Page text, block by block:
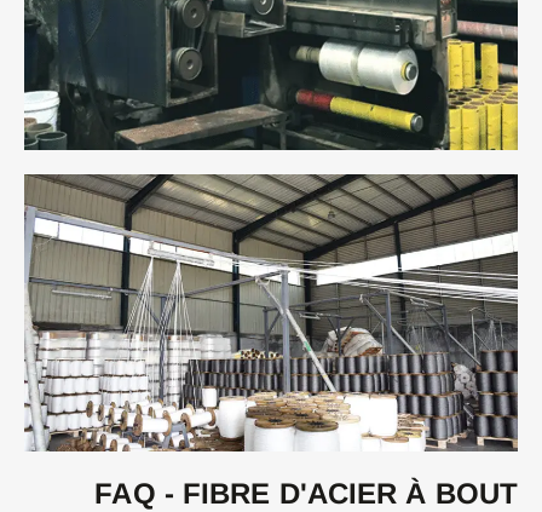
FAQ - FIBRE D'ACIER À BOUT